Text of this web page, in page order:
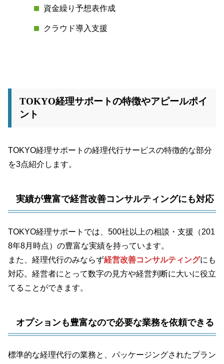
資金繰り予想表作成
クラウド導入支援
TOKYO経理サポートの特徴やアピールポイ
ント
TOKYO経理サポートの経理代行サービスの特徴的な部分
を3点紹介します。
実績が豊富で経営改善コンサルティングにも対応
TOKYO経理サポートでは、500社以上の相談・支援（201
8年8月時点）の豊富な実績を持っています。
また、経理代行のみならず経営改善コンサルティングにも
対応。経営者にとって数字の見方や経営判断に大いに役立
てることができます。
オプションも豊富なので必要な業務を依頼できる
標準的な経理代行の業務と、パッケージングされたプラン